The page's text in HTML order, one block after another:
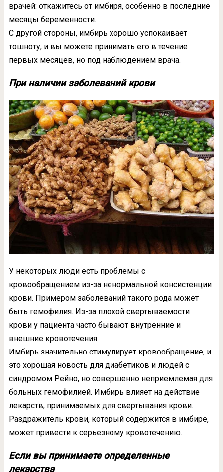
врачей: откажитесь от имбиря, особенно в последние
месяцы беременности.
С другой стороны, имбирь хорошо успокаивает
тошноту, и вы можете принимать его в течение
первых месяцев, но под наблюдением врача.
При наличии заболеваний крови
У некоторых люди есть проблемы с
кровообращением из-за ненормальной консистенции
крови. Примером заболеваний такого рода может
быть гемофилия. Из-за плохой свертываемости
крови у пациента часто бывают внутренние и
внешние кровотечения.
Имбирь значительно стимулирует кровообращение, и
это хорошая новость для диабетиков и людей с
синдромом Рейно, но совершенно неприемлемая для
больных гемофилией. Имбирь влияет на действие
лекарств, принимаемых для свертывания крови.
Раздражитель крови, который содержится в имбире,
может привести к серьезному кровотечению.
Если вы принимаете определенные
лекарства